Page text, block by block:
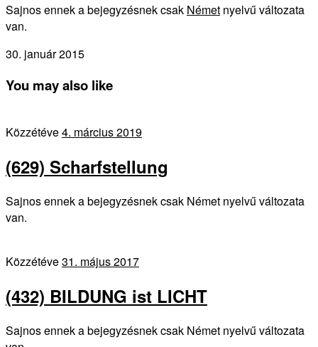
Sajnos ennek a bejegyzésnek csak Német nyelvű változata
van.
30. január 2015
You may also like
Közzétéve4. március 2019
(629) Scharfstellung
Sajnos ennek a bejegyzésnek csak Német nyelvű változata
van.
Közzétéve31. május 2017
(432) BILDUNG ist LICHT
Sajnos ennek a bejegyzésnek csak Német nyelvű változata